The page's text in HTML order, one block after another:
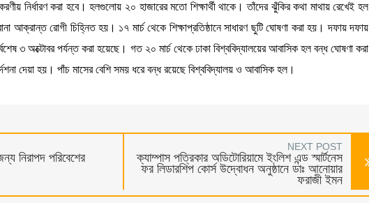
নির্ধারণ করা হবে। হলগুলোয় ২০ হাজারের মতো শিক্ষার্থী থাকে। তাঁদের ঝুঁকির কথা মাথায় রেখেই হল
আক্রান্ত রোগী চিহ্নিত হয়। ১৭ মার্চ থেকে শিক্ষাপ্রতিষ্ঠানে সাধারণ ছুটি ঘোষণা করা হয়। দফায় দফায়
৩ অক্টোবর পর্যন্ত করা হয়েছে। গত ২০ মার্চ থেকে ঢাকা বিশ্ববিদ্যালয়ের আবাসিক হল বন্ধ ঘোষণা করা
দেয়া হয়। পাঁচ মাসের বেশি সময় ধরে বন্ধ রয়েছে বিশ্ববিদ্যালয় ও আবাসিক হল।
নিরাপদ পরিবেশের
NEXT POST
ক্যাম্পাস পত্রিকার অডিটোরিয়ামে ইংলিশ এন্ড স্মার্টনেস
ফর লিডারশিপ কোর্স উদ্বোধন অনুষ্ঠানে ডাঃ আনোয়ার
ফরাজী ইমন